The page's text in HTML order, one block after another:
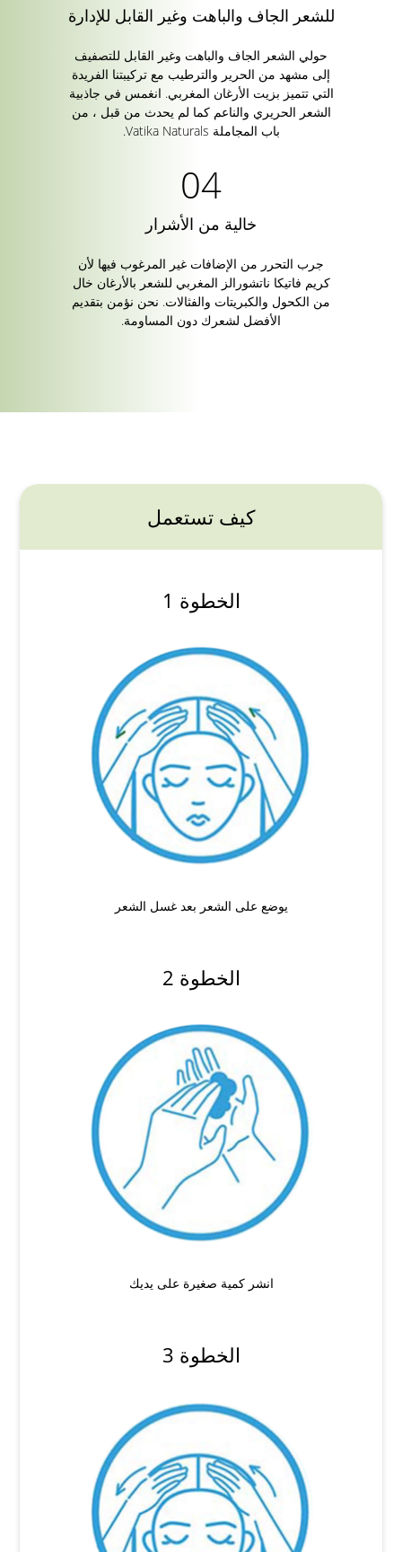
للشعر الجاف والباهت وغير القابل للإدارة
حولي الشعر الجاف والباهت وغير القابل للتصفيف
إلى مشهد من الحرير والترطيب مع تركيبتنا الفريدة
التي تتميز بزيت الأرغان المغربي. انغمس في جاذبية
الشعر الحريري والناعم كما لم يحدث من قبل ، من
باب المجاملة Vatika Naturals.
خالية من الأشرار
جرب التحرر من الإضافات غير المرغوب فيها لأن
كريم فاتيكا ناتشورالز المغربي للشعر بالأرغان خال
من الكحول والكبريتات والفثالات. نحن نؤمن بتقديم
الأفضل لشعرك دون المساومة.
كيف تستعمل
الخطوة 1
يوضع على الشعر بعد غسل الشعر
الخطوة 2
انشر كمية صغيرة على يديك
الخطوة 3